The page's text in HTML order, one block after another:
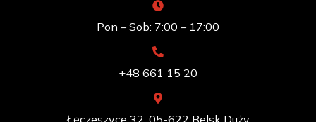
Pon – Sob: 7:00 – 17:00
+48 661 15 20
Łęczeszyce 32, 05-622 Belsk Duży